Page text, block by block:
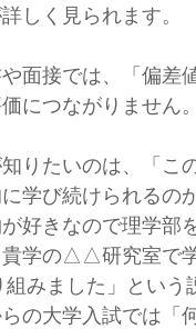
しく見られます。
面接では、「偏差
につながりません。
りたいのは、「こ
学び続けられるの
好きなので理学部
学の△△研究室で
みました」とい
の大学入試では「